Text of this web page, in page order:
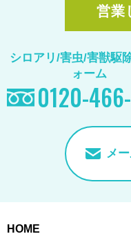
営業
シロアリ/害虫/害獣駆
ォーム
0120-
メ
HOME